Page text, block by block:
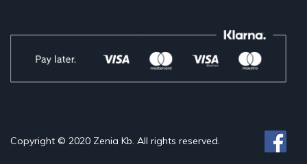
Copyright © 2020 Zenia Kb. All rights reserved.